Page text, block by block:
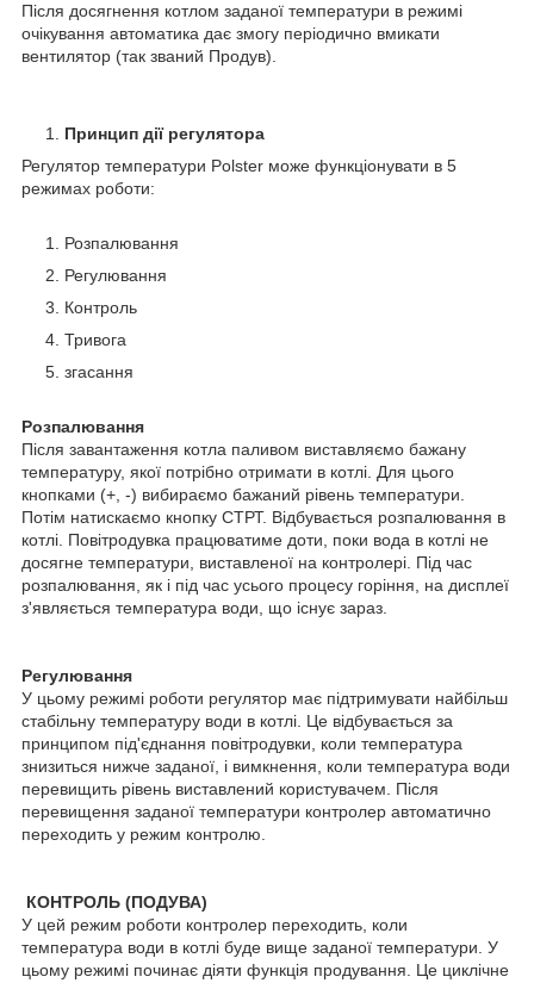
Після досягнення котлом заданої температури в режимі
очікування автоматика дає змогу періодично вмикати
вентилятор (так званий Продув).
Принцип дії регулятора
Регулятор температури Polster може функціонувати в 5
режимах роботи:
Розпалювання
Регулювання
Контроль
Тривога
згасання
Розпалювання
Після завантаження котла паливом виставляємо бажану
температуру, якої потрібно отримати в котлі. Для цього
кнопками (+, -) вибираємо бажаний рівень температури.
Потім натискаємо кнопку СТРТ. Відбувається розпалювання в
котлі. Повітродувка працюватиме доти, поки вода в котлі не
досягне температури, виставленої на контролері. Під час
розпалювання, як і під час усього процесу горіння, на дисплеї
з'являється температура води, що існує зараз.
Регулювання
У цьому режимі роботи регулятор має підтримувати найбільш
стабільну температуру води в котлі. Це відбувається за
принципом під'єднання повітродувки, коли температура
знизиться нижче заданої, і вимкнення, коли температура води
перевищить рівень виставлений користувачем. Після
перевищення заданої температури контролер автоматично
переходить у режим контролю.
КОНТРОЛЬ (ПОДУВА)
У цей режим роботи контролер переходить, коли
температура води в котлі буде вище заданої температури. У
цьому режимі починає діяти функція продування. Це циклічне